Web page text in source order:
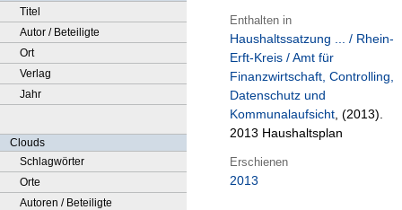
Titel
Autor / Beteiligte
Ort
Verlag
Jahr
Clouds
Schlagwörter
Orte
Autoren / Beteiligte
Enthalten in
Haushaltssatzung ... / Rhein-
Erft-Kreis / Amt für
Finanzwirtschaft, Controlling,
Datenschutz und
Kommunalaufsicht, (2013).
2013 Haushaltsplan
Erschienen
2013